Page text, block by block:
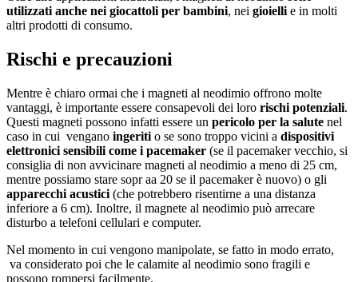
utilizzati anche nei giocattoli per bambini, nei gioielli e in molti
altri prodotti di consumo.
Rischi e precauzioni
Mentre è chiaro ormai che i magneti al neodimio offrono molte
vantaggi, è importante essere consapevoli dei loro rischi potenziali.
Questi magneti possono infatti essere un pericolo per la salute nel
caso in cui vengano ingeriti o se sono troppo vicini a dispositivi
elettronici sensibili come i pacemaker (se il pacemaker vecchio, si
consiglia di non avvicinare magneti al neodimio a meno di 25 cm,
mentre possiamo stare sopr aa 20 se il pacemaker è nuovo) o gli
apparecchi acustici (che potrebbero risentirne a una distanza
inferiore a 6 cm). Inoltre, il magnete al neodimio può arrecare
disturbo a telefoni cellulari e computer.
Nel momento in cui vengono manipolate, se fatto in modo errato,
va considerato poi che le calamite al neodimio sono fragili e
possono rompersi facilmente.